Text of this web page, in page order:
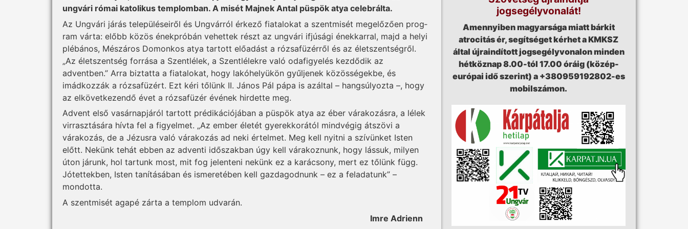
ungvári római katolikus templomban. A misét Majnek Antal püspök atya celebrálta.
Az Ungvári járás településeiről és Ungvárról érkező fiatalokat a szentmisét megelőzően prog­
ram várta: előbb közös énekpróbán vehettek részt az ungvári ifjúsági énekkarral, majd a helyi
plébános, Mészáros Domonkos atya tartott előadást a rózsafüzérről és az életszentségről.
„Az életszentség forrása a Szentlélek, a Szentlélekre való odafigyelés kezdődik az
adventben.” Arra biztatta a fiatalokat, hogy lakóhelyükön gyűljenek közösségekbe, és
imádkozzák a rózsafüzért. Ezt kéri tőlünk II. János Pál pápa is azáltal – hangsúlyozta –, hogy
az elkövetkezendő évet a rózsafüzér évének hirdette meg.
Advent első vasárnapjáról tartott prédikációjában a püspök atya az éber várakozásra, a lélek
virrasztására hívta fel a figyelmet. „Az ember életét gyerekkorától mindvégig átszövi a
várakozás, de a Jézusra való várakozás ad neki értelmet. Meg kell nyitni a szívünket Isten
előtt. Nekünk tehát ebben az adventi időszakban úgy kell várakoznunk, hogy lássuk, milyen
úton járunk, hol tartunk most, mit fog jelenteni nekünk ez a karácsony, mert ez tőlünk függ.
Jótettekben, Isten tanításában és ismeretében kell gazdagodnunk – ez a feladatunk” –
mondotta.
A szentmisét agapé zárta a templom udvarán.
Imre Adrienn
jogsegélyvonalát!
Amennyiben magyarsága miatt bárkit
atrocitás ér, segítséget kérhet a KMKSZ
által újraindított jogsegélyvonalon minden
hétköznap 8.00-tól 17.00 óráig (közép-
európai idő szerint) a +380959192802-es
mobilszámon.